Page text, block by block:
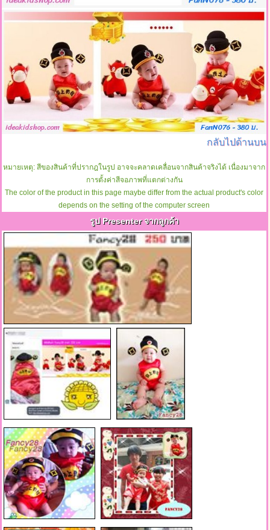
กลับไปด้านบน
หมายเหตุ: สีของสินค้าที่ปรากฎในรูป อาจจะคลาดเคลื่อนจากสินค้าจริงได้ เนื่องมาจาก
การตั้งค่าสีจอภาพที่แตกต่างกัน
The color of the product in this page maybe differ from the actual product's color
depends on the setting of the computer screen
รูป Presenter จากลูกค้า